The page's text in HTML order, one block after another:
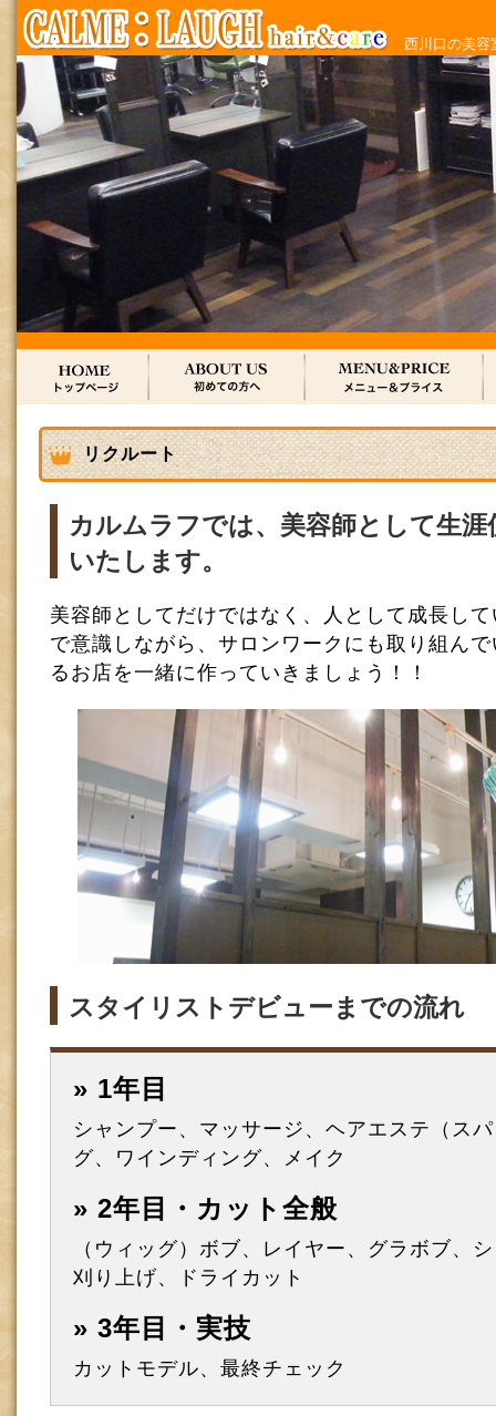
西川口の美容
リクルート
カルムラフでは、美容師として生
いたします。
美容師としてだけではなく、人として成長し
で意識しながら、サロンワークにも取り組ん
るお店を一緒に作っていきましょう！！
スタイリストデビューまでの流れ
» 1年目
シャンプー、マッサージ、ヘアエステ（ス
グ、ワインディング、メイク
» 2年目・カット全般
（ウィッグ）ボブ、レイヤー、グラボブ、
刈り上げ、ドライカット
» 3年目・実技
カットモデル、最終チェック